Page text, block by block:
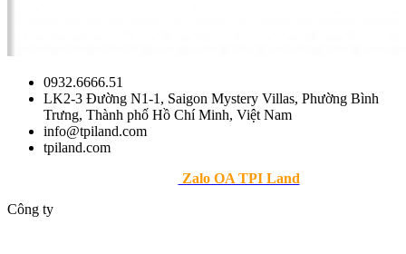
0932.6666.51
LK2-3 Đường N1-1, Saigon Mystery Villas, Phường Bình
Trưng, Thành phố Hồ Chí Minh, Việt Nam
info@tpiland.com
tpiland.com
Zalo OA TPI Land
Công ty